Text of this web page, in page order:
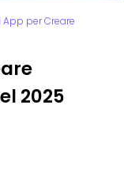
App per Creare
2025